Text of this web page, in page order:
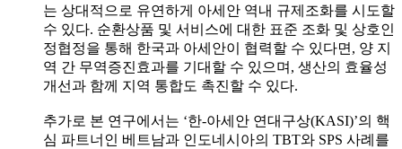
는 상대적으로 유연하게 아세안 역내 규제조화를 시도할
수 있다. 순환상품 및 서비스에 대한 표준 조화 및 상호인
정협정을 통해 한국과 아세안이 협력할 수 있다면, 양 지
역 간 무역증진효과를 기대할 수 있으며, 생산의 효율성
개선과 함께 지역 통합도 촉진할 수 있다.
추가로 본 연구에서는 ‘한-아세안 연대구상(KASI)’의 핵
심 파트너인 베트남과 인도네시아의 TBT와 SPS 사례를